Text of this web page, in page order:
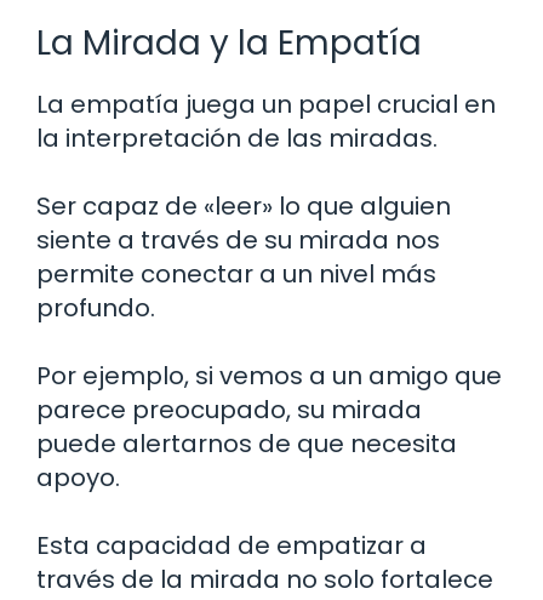
La Mirada y la Empatía
La empatía juega un papel crucial en
la interpretación de las miradas.
Ser capaz de «leer» lo que alguien
siente a través de su mirada nos
permite conectar a un nivel más
profundo.
Por ejemplo, si vemos a un amigo que
parece preocupado, su mirada
puede alertarnos de que necesita
apoyo.
Esta capacidad de empatizar a
través de la mirada no solo fortalece